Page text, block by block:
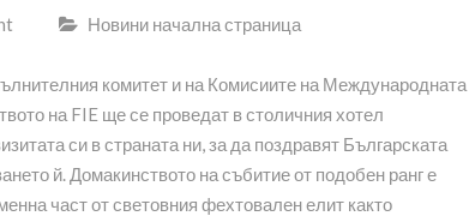
Новини начална страница
комитет и на Комисиите на Международната
на FIE ще се проведат в столичния хотел
си в страната ни, за да поздравят Българската
й. Домакинството на събитие от подобен ранг е
част от световния фехтовален елит както